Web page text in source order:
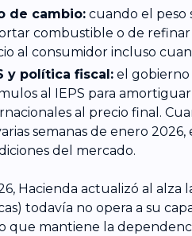
de cambio:cuando el peso
combustible o de
al consumidor incluso
y política fiscal:el gobierno
al IEPS para
al precio final.
semanas de enero
del mercado.
Hacienda actualizó al alza
todavía no opera a su
que mantiene la